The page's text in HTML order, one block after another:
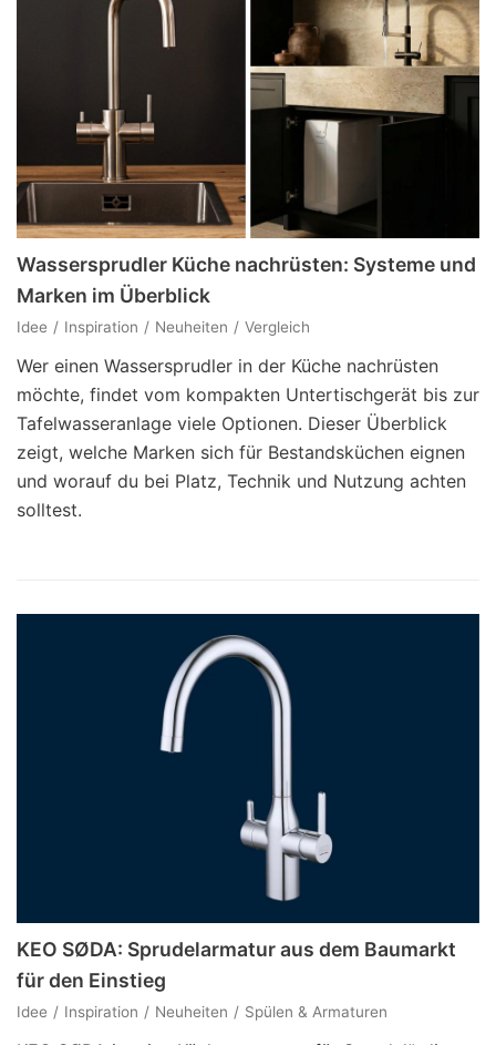
Wassersprudler Küche nachrüsten: Systeme und
Marken im Überblick
Idee Inspiration Neuheiten Vergleich
Wer einen Wassersprudler in der Küche nachrüsten
möchte, findet vom kompakten Untertischgerät bis zur
Tafelwasseranlage viele Optionen. Dieser Überblick
zeigt, welche Marken sich für Bestandsküchen eignen
und worauf du bei Platz, Technik und Nutzung achten
solltest.
KEO SØDA: Sprudelarmatur aus dem Baumarkt
für den Einstieg
Idee Inspiration Neuheiten Spülen & Armaturen